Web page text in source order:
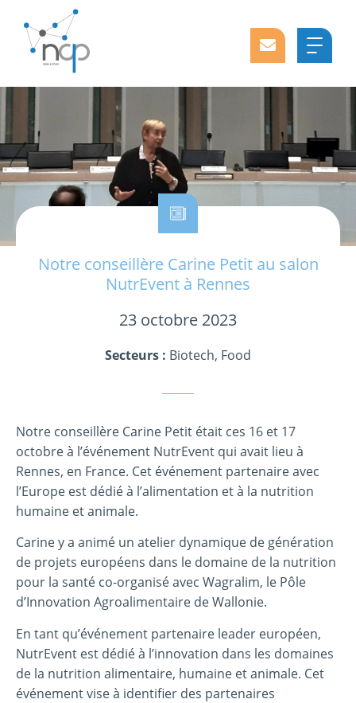
Notre conseillère Carine Petit au salon
NutrEvent à Rennes
23 octobre 2023
Secteurs : Biotech, Food
Notre conseillère Carine Petit était ces 16 et 17
octobre à l’événement NutrEvent qui avait lieu à
Rennes, en France. Cet événement partenaire avec
l’Europe est dédié à l’alimentation et à la nutrition
humaine et animale.
Carine y a animé un atelier dynamique de génération
de projets européens dans le domaine de la nutrition
pour la santé co-organisé avec Wagralim, le Pôle
d’Innovation Agroalimentaire de Wallonie.
En tant qu’événement partenaire leader européen,
NutrEvent est dédié à l’innovation dans les domaines
de la nutrition alimentaire, humaine et animale. Cet
événement vise à identifier des partenaires